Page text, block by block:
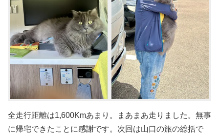
全走行距離は1,600Kmあまり。まあまあ走りました。無事
に帰宅できたことに感謝です。次回は山口の旅の総括で